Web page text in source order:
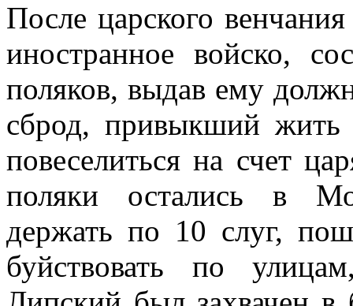
После царского
иностранное войско,
поляков, выдав ему
сброд, привыкший жить
повеселиться на счет
поляки остались в
держать по 10 слуг,
буйствовать по